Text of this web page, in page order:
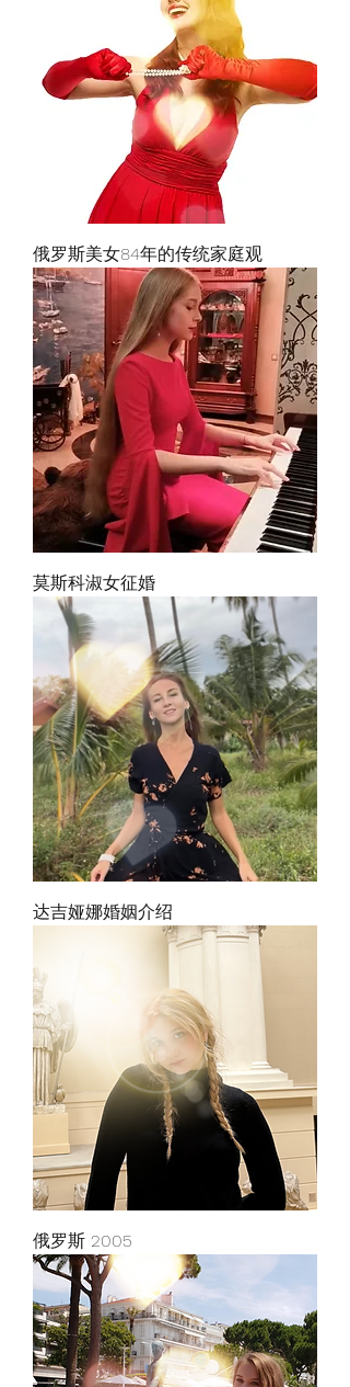
俄罗斯美女84年的传统家庭观
莫斯科淑女征婚
达吉娅娜婚姻介绍
俄罗斯 2005